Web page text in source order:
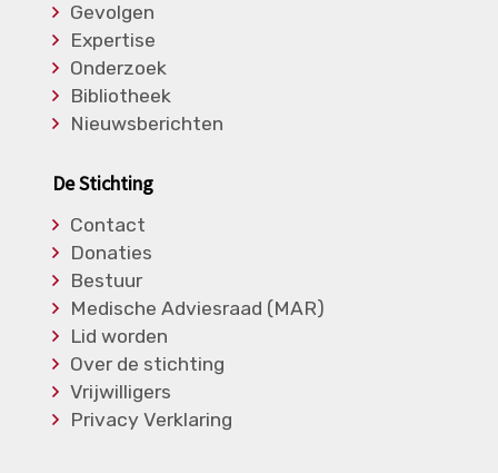
Gevolgen
Expertise
Onderzoek
Bibliotheek
Nieuwsberichten
De Stichting
Contact
Donaties
Bestuur
Medische Adviesraad (MAR)
Lid worden
Over de stichting
Vrijwilligers
Privacy Verklaring